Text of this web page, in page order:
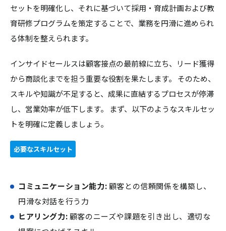
セットを明確化し、それに基づいて採用・育成計画および教
育研修プログラムを策定することで、業務を円滑に進められ
る体制を整えられます。
インサイドセールスは顧客接点の最前線に立ち、リード獲得
から商談化までを担う重要な役割を果たします。 そのため、
スキルや知識が不足すると、成果に直結するプロセスが停滞
し、営業効率が低下します。 まず、以下のようなスキルセッ
トを明確に定義しましょう。
必要なスキルセット
コミュニケーション能力: 顧客との信頼関係を構築し、
円滑な対話を行う力
ヒアリング力: 顧客のニーズや課題を引き出し、適切な